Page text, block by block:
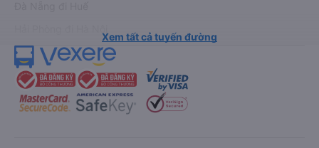
Xem tất cả tuyến đường